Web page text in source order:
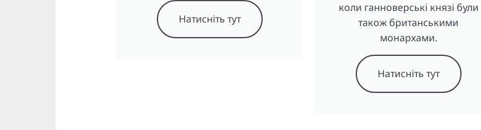
Натисніть тут
коли ганноверські князі були
також британськими
монархами.
Натисніть тут